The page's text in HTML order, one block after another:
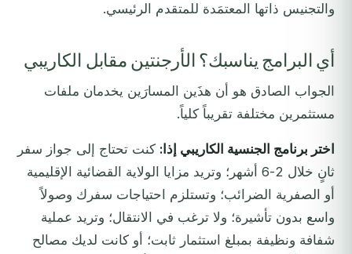
والتجنيس ذاتها المعتمَدة للمتقدم الرئيسي.
أي البرامج يناسبك؟ الأرجنتين مقابل الكاريبي
الجواب الصادق هو أن هذَين المسارَين يخدمان ملفات
مستثمرين مختلفة تقريباً كلياً.
اختر برنامج الجنسية الكاريبي إذا: كنت تحتاج إلى جواز سفر
ثانٍ خلال 2-6 أشهر؛ وتريد مزايا الولاية القضائية الإقليمية
أو الصفرية الضرائب؛ وتستلزم احتياجات سفرك وصولاً
واسع بدون تأشيرة؛ ولا ترغب في الانتقال؛ وتريد عملية
شفافة ونظيفة بمبلغ استثمار ثابت؛ أو كانت لديك مصالح